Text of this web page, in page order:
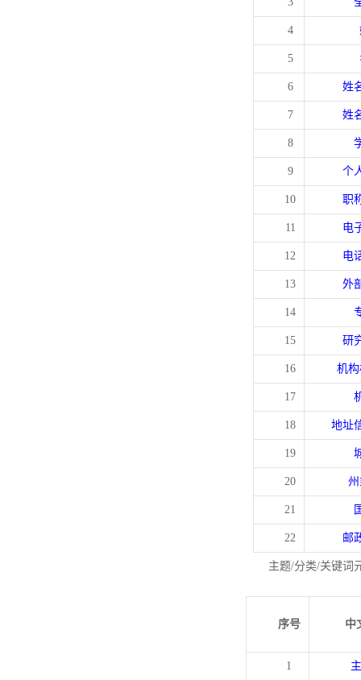
4
5
6 姓
7 姓
8
9 个
10 职
11 电
12 电
13 外
14
15 研
16 机
17
18 地址
19
20
21
22 邮
主题/分类/关键词
序号 中
1